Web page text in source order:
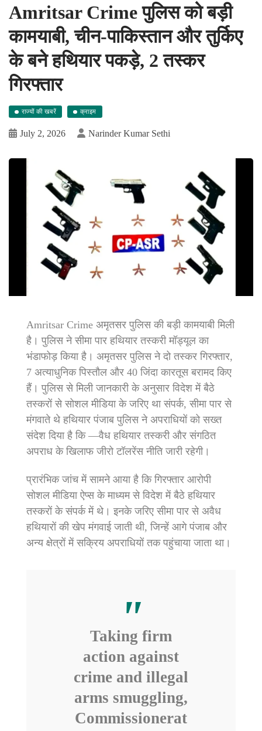
Amritsar Crime पुलिस को बड़ी
कामयाबी, चीन-पाकिस्तान और तुर्किए
के बने हथियार पकड़े, 2 तस्कर
गिरफ्तार
राज्यों की खबरें क्राइम
July 2, 2026 Narinder Kumar Sethi
Amritsar Crime अमृतसर पुलिस की बड़ी कामयाबी मिली
है। पुलिस ने सीमा पार हथियार तस्करी मॉड्यूल का
भंडाफोड़ किया है। अमृतसर पुलिस ने दो तस्कर गिरफ्तार,
7 अत्याधुनिक पिस्तौल और 40 जिंदा कारतूस बरामद किए
हैं। पुलिस से मिली जानकारी के अनुसार विदेश में बैठे
तस्करों से सोशल मीडिया के जरिए था संपर्क, सीमा पार से
मंगवाते थे हथियार पंजाब पुलिस ने अपराधियों को सख्त
संदेश दिया है कि —वैध हथियार तस्करी और संगठित
अपराध के खिलाफ जीरो टॉलरेंस नीति जारी रहेगी।
प्रारंभिक जांच में सामने आया है कि गिरफ्तार आरोपी
सोशल मीडिया ऐप्स के माध्यम से विदेश में बैठे हथियार
तस्करों के संपर्क में थे। इनके जरिए सीमा पार से अवैध
हथियारों की खेप मंगवाई जाती थी, जिन्हें आगे पंजाब और
अन्य क्षेत्रों में सक्रिय अपराधियों तक पहुंचाया जाता था।
Taking firm
action against
crime and illegal
arms smuggling,
Commissionerat